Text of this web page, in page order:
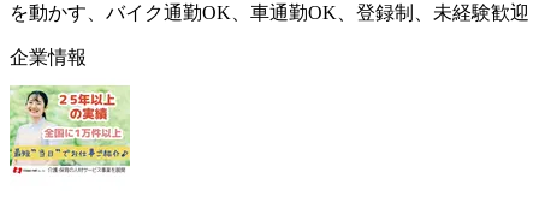
を動かす、バイク通勤OK、車通勤OK、登録制、未経験歓迎
企業情報